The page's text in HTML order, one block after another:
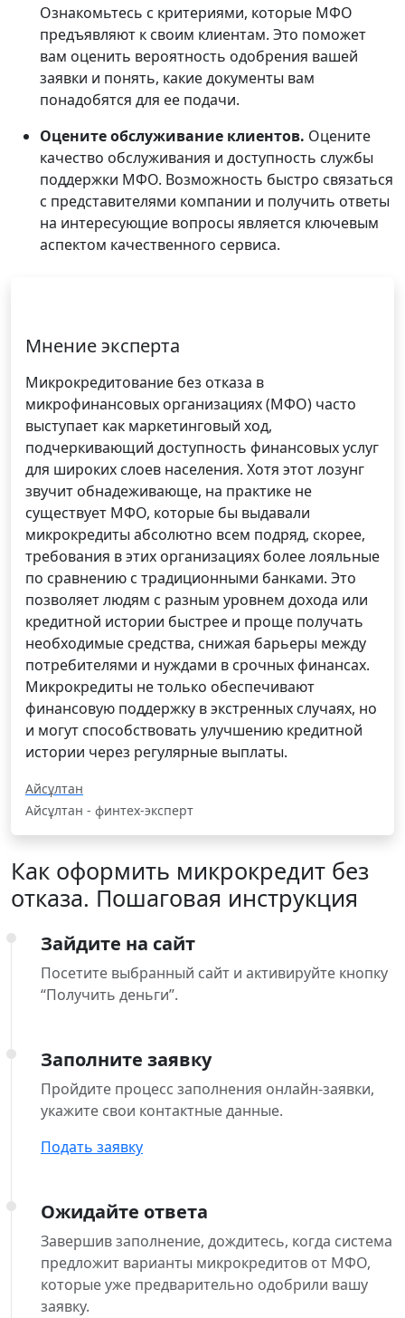
Ознакомьтесь с критериями, которые МФО
предъявляют к своим клиентам. Это поможет
вам оценить вероятность одобрения вашей
заявки и понять, какие документы вам
понадобятся для ее подачи.
Оцените обслуживание клиентов. Оцените
качество обслуживания и доступность службы
поддержки МФО. Возможность быстро связаться
с представителями компании и получить ответы
на интересующие вопросы является ключевым
аспектом качественного сервиса.
Мнение эксперта
Микрокредитование без отказа в
микрофинансовых организациях (МФО) часто
выступает как маркетинговый ход,
подчеркивающий доступность финансовых услуг
для широких слоев населения. Хотя этот лозунг
звучит обнадеживающе, на практике не
существует МФО, которые бы выдавали
микрокредиты абсолютно всем подряд, скорее,
требования в этих организациях более лояльные
по сравнению с традиционными банками. Это
позволяет людям с разным уровнем дохода или
кредитной истории быстрее и проще получать
необходимые средства, снижая барьеры между
потребителями и нуждами в срочных финансах.
Микрокредиты не только обеспечивают
финансовую поддержку в экстренных случаях, но
и могут способствовать улучшению кредитной
истории через регулярные выплаты.
Айсұлтан
Айсұлтан - финтех-эксперт
Как оформить микрокредит без
отказа. Пошаговая инструкция
Зайдите на сайт
Посетите выбранный сайт и активируйте кнопку
“Получить деньги”.
Заполните заявку
Пройдите процесс заполнения онлайн-заявки,
укажите свои контактные данные.
Подать заявку
Ожидайте ответа
Завершив заполнение, дождитесь, когда система
предложит варианты микрокредитов от МФО,
которые уже предварительно одобрили вашу
заявку.